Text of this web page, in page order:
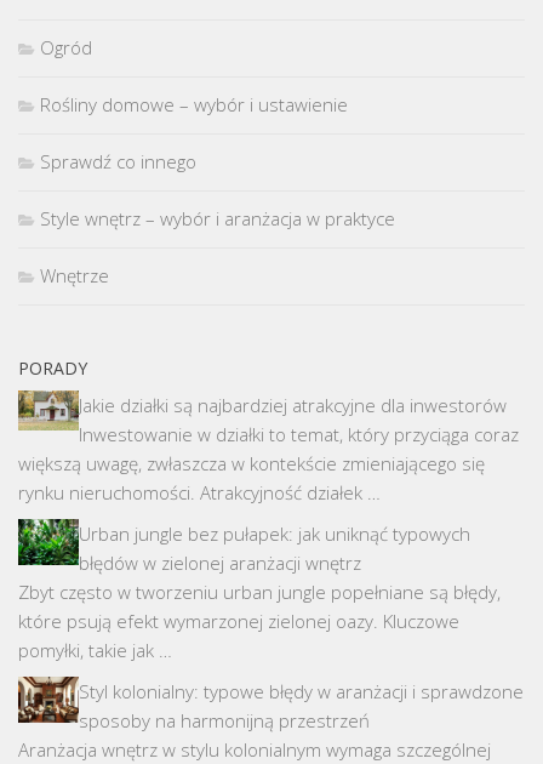
Ogród
Rośliny domowe – wybór i ustawienie
Sprawdź co innego
Style wnętrz – wybór i aranżacja w praktyce
Wnętrze
PORADY
Jakie działki są najbardziej atrakcyjne dla inwestorów
Inwestowanie w działki to temat, który przyciąga coraz
większą uwagę, zwłaszcza w kontekście zmieniającego się
rynku nieruchomości. Atrakcyjność działek …
Urban jungle bez pułapek: jak uniknąć typowych
błędów w zielonej aranżacji wnętrz
Zbyt często w tworzeniu urban jungle popełniane są błędy,
które psują efekt wymarzonej zielonej oazy. Kluczowe
pomyłki, takie jak …
Styl kolonialny: typowe błędy w aranżacji i sprawdzone
sposoby na harmonijną przestrzeń
Aranżacja wnętrz w stylu kolonialnym wymaga szczególnej